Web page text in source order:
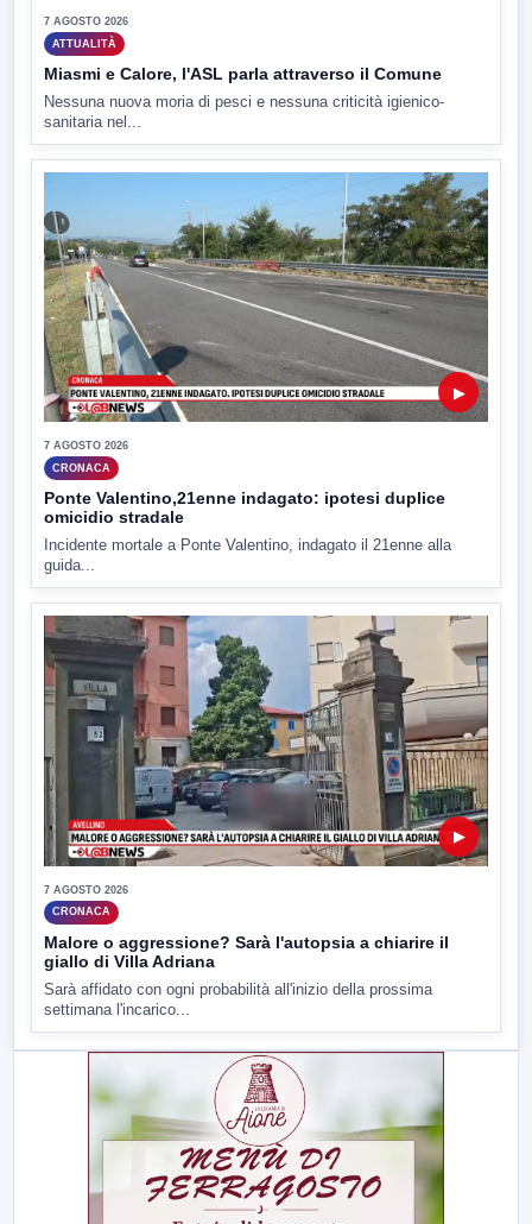
7 AGOSTO 2026
ATTUALITÀ
Miasmi e Calore, l'ASL parla attraverso il Comune
Nessuna nuova moria di pesci e nessuna criticità igienico-
sanitaria nel...
▶
7 AGOSTO 2026
CRONACA
Ponte Valentino,21enne indagato: ipotesi duplice
omicidio stradale
Incidente mortale a Ponte Valentino, indagato il 21enne alla
guida...
▶
7 AGOSTO 2026
CRONACA
Malore o aggressione? Sarà l'autopsia a chiarire il
giallo di Villa Adriana
Sarà affidato con ogni probabilità all'inizio della prossima
settimana l'incarico...